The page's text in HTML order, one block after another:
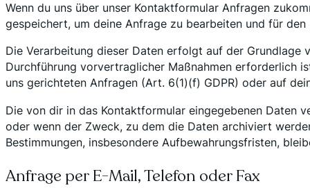
Wenn du uns über unser Kontaktformular Anfragen
gespeichert, um deine Anfrage zu bearbeiten und für
Die Verarbeitung dieser Daten erfolgt auf der Grundlage
Durchführung vorvertraglicher Maßnahmen erforderlich
uns gerichteten Anfragen (Art. 6(1)(f) GDPR) oder auf
Die von dir in das Kontaktformular eingegebenen Daten
oder wenn der Zweck, zu dem die Daten archiviert
Bestimmungen, insbesondere Aufbewahrungsfristen,
Anfrage per E-Mail, Telefon oder Fax